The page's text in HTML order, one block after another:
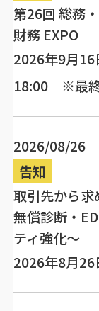
第26回 総務
財務 EXPO
2026年9月
18:00 ※最終
2026/08/26
告知
取引先から求
無償診断・
ティ強化～
2026年8月